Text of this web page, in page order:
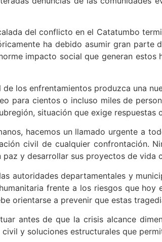
del conflicto en el Catatumbo
ha debido asumir gran
impacto social que generan
los enfrentamientos produzca una
para cientos o incluso miles de
situación que exige
hacemos un llamado urgente a
civil de cualquier confrontación.
y desarrollar sus proyectos de vida
autoridades departamentales y
frente a los riesgos que
orientarse a prevenir que estas
antes de que la crisis alcance
y soluciones estructurales que